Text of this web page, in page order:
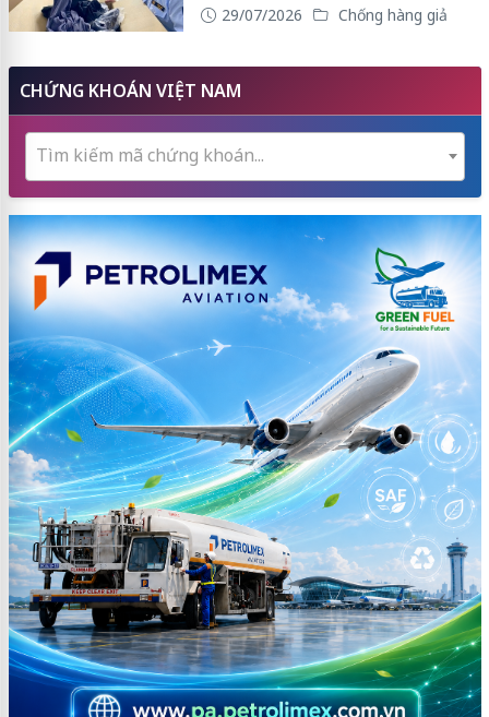
29/07/2026 Chống hàng giả
CHỨNG KHOÁN VIỆT NAM
Tìm kiếm mã chứng khoán...